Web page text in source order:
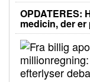
OPDATERES:
medicin, der er